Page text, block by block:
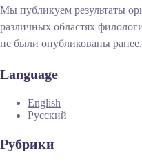
Мы публикуем результаты
различных областях
не были опубликованы ранее.
Language
English
Русский
Рубрики